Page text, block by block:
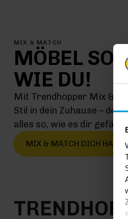
MIX & MATCH
MÖBEL SO
WIE DU!
Mit Trendhopper Mix &
Stil in dein Zuhause –
alles so, wie es dir gefällt
MIX & MATCH DICH HAPPY